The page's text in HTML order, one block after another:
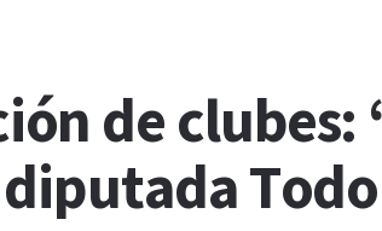
de clubes: